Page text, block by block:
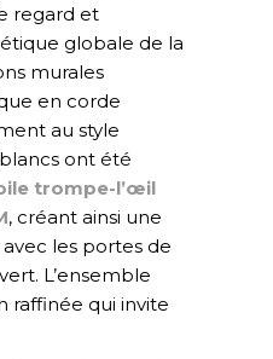
regard et
globale de la
murales
en corde
au style
ont été
trompe-l’œil
, créant ainsi une
les portes de
L’ensemble
raffinée qui invite